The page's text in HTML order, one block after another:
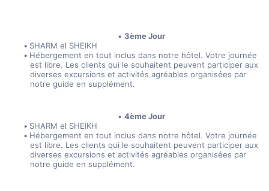
3ème Jour
SHARM el SHEIKH
Hébergement en tout inclus dans notre hôtel. Votre journée
est libre. Les clients qui le souhaitent peuvent participer aux
diverses excursions et activités agréables organisées par
notre guide en supplément.
4ème Jour
SHARM el SHEIKH
Hébergement en tout inclus dans notre hôtel. Votre journée
est libre. Les clients qui le souhaitent peuvent participer aux
diverses excursions et activités agréables organisées par
notre guide en supplément.